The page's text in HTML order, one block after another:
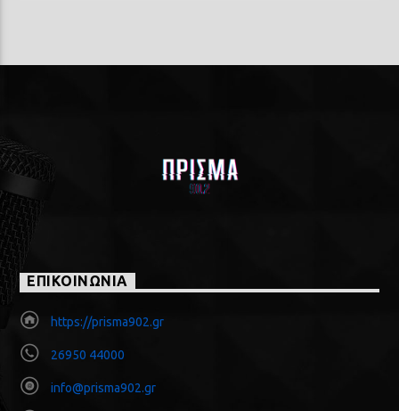
ΕΠΙΚΟΙΝΩΝΙΑ
https://prisma902.gr
26950 44000
info@prisma902.gr